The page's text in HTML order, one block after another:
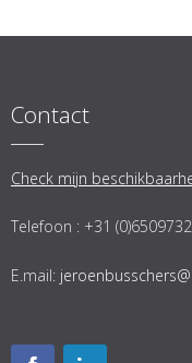
Contact
Check mijn
Telefoon : +31
E.mail: